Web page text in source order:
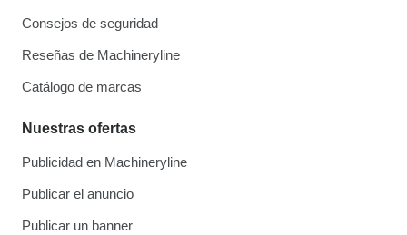
Consejos de seguridad
Reseñas de Machineryline
Catálogo de marcas
Nuestras ofertas
Publicidad en Machineryline
Publicar el anuncio
Publicar un banner